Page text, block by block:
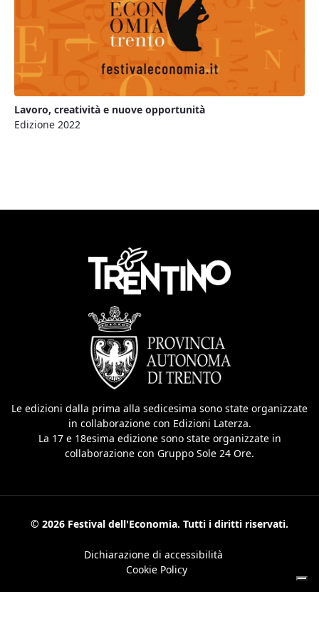
Lavoro, creatività e nuove opportunità
Edizione 2022
Le edizioni dalla prima alla sedicesima sono state organizzate
in collaborazione con Edizioni Laterza.
La 17 e 18esima edizione sono state organizzate in
collaborazione con Gruppo Sole 24 Ore.
© 2026 Festival dell'Economia. Tutti i diritti riservati.
Dichiarazione di accessibilità
Cookie Policy